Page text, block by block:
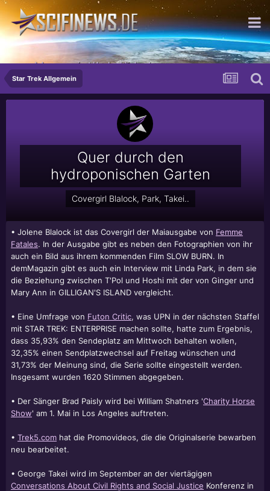
...und dann passiert Unglaubliches!
Star Trek Allgemein
Quer durch den
hydroponischen Garten
Covergirl Blalock, Park, Takei..
• Jolene Blalock ist das Covergirl der Maiausgabe von Femme
Fatales. In der Ausgabe gibt es neben den Fotographien von ihr
auch ein Bild aus ihrem kommenden Film SLOW BURN. In
demMagazin gibt es auch ein Interview mit Linda Park, in dem sie
die Beziehung zwischen T'Pol und Hoshi mit der von Ginger und
Mary Ann in GILLIGAN'S ISLAND vergleicht.
• Eine Umfrage von Futon Critic, was UPN in der nächsten Staffel
mit STAR TREK: ENTERPRISE machen sollte, hatte zum Ergebnis,
dass 35,93% den Sendeplatz am Mittwoch behalten wollen,
32,35% einen Sendplatzwechsel auf Freitag wünschen und
31,73% der Meinung sind, die Serie sollte eingestellt werden.
Insgesamt wurden 1620 Stimmen abgegeben.
• Der Sänger Brad Paisly wird bei William Shatners 'Charity Horse
Show' am 1. Mai in Los Angeles auftreten.
• Trek5.com hat die Promovideos, die die Originalserie bewarben
neu bearbeitet.
• George Takei wird im September an der viertägigen
Conversations About Civil Rights and Social Justice Konferenz in